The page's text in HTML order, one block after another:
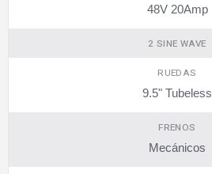
48V 20Amp
2 SINE WAVE
RUEDAS
9.5" Tubeless
FRENOS
Mecánicos